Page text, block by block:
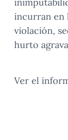
incurran en
violación,
hurto
Ver el